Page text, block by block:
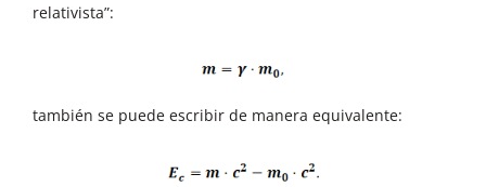
relativista”:
también se puede escribir de manera equivalente: